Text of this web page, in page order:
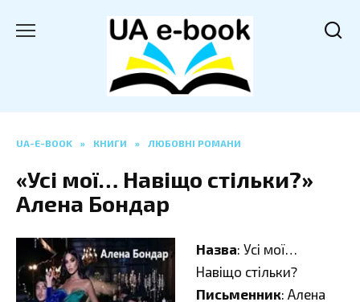
UA-E-BOOK » КНИГИ » ЛЮБОВНІ РОМАНИ
«Усі мої… Навіщо стільки?»
Алена Бондар
Назва: Усі мої…
Навіщо стільки?
Письменник: Алена